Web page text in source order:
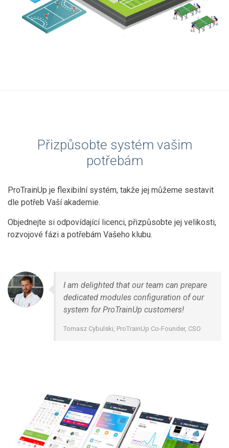
Přizpůsobte systém vašim
potřebám
ProTrainUp je flexibilní systém, takže jej můžeme sestavit
dle potřeb Vaší akademie.
Objednejte si odpovídající licenci, přizpůsobte jej velikosti,
rozvojové fázi a potřebám Vašeho klubu.
I am delighted that our team can prepare
dedicated modules configuration of our
system for ProTrainUp customers!
Tomasz Cybulski, ProTrainUp Co-Founder, CSO